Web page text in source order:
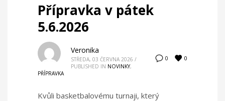
Přípravka v pátek
5.6.2026
0 0
Veronika
STŘEDA, 03 ČERVNA 2026 /
PUBLISHED IN NOVINKY,
PŘÍPRAVKA
Kvůli basketbalovému turnaji, který